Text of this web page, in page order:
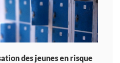
des jeunes en risque